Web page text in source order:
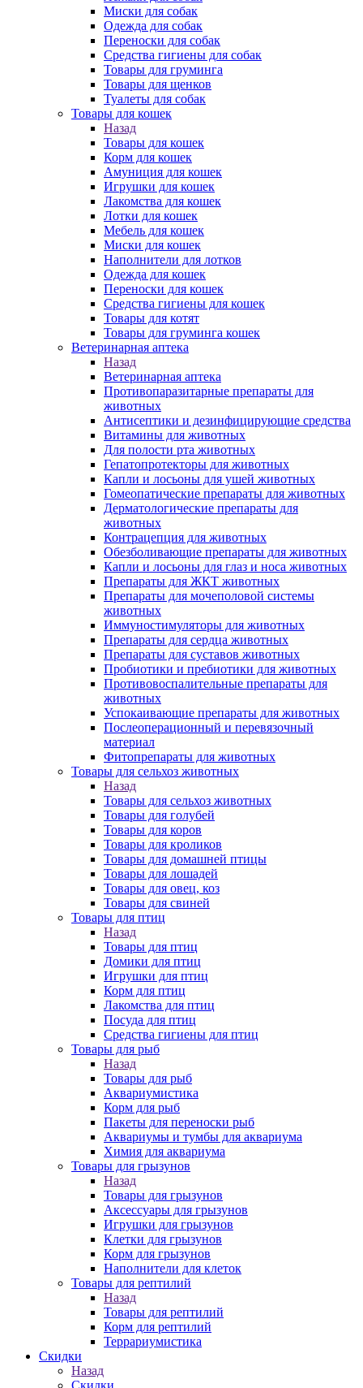
Миски для собак
Одежда для собак
Переноски для собак
Средства гигиены для собак
Товары для груминга
Товары для щенков
Туалеты для собак
Товары для кошек
Назад
Товары для кошек
Корм для кошек
Амуниция для кошек
Игрушки для кошек
Лакомства для кошек
Лотки для кошек
Мебель для кошек
Миски для кошек
Наполнители для лотков
Одежда для кошек
Переноски для кошек
Средства гигиены для кошек
Товары для котят
Товары для груминга кошек
Ветеринарная аптека
Назад
Ветеринарная аптека
Противопаразитарные препараты для
животных
Антисептики и дезинфицирующие средства
Витамины для животных
Для полости рта животных
Гепатопротекторы для животных
Капли и лосьоны для ушей животных
Гомеопатические препараты для животных
Дерматологические препараты для
животных
Контрацепция для животных
Обезболивающие препараты для животных
Капли и лосьоны для глаз и носа животных
Препараты для ЖКТ животных
Препараты для мочеполовой системы
животных
Иммуностимуляторы для животных
Препараты для сердца животных
Препараты для суставов животных
Пробиотики и пребиотики для животных
Противовоспалительные препараты для
животных
Успокаивающие препараты для животных
Послеоперационный и перевязочный
материал
Фитопрепараты для животных
Товары для сельхоз животных
Назад
Товары для сельхоз животных
Товары для голубей
Товары для коров
Товары для кроликов
Товары для домашней птицы
Товары для лошадей
Товары для овец, коз
Товары для свиней
Товары для птиц
Назад
Товары для птиц
Домики для птиц
Игрушки для птиц
Корм для птиц
Лакомства для птиц
Посуда для птиц
Средства гигиены для птиц
Товары для рыб
Назад
Товары для рыб
Аквариумистика
Корм для рыб
Пакеты для переноски рыб
Аквариумы и тумбы для аквариума
Химия для аквариума
Товары для грызунов
Назад
Товары для грызунов
Аксессуары для грызунов
Игрушки для грызунов
Клетки для грызунов
Корм для грызунов
Наполнители для клеток
Товары для рептилий
Назад
Товары для рептилий
Корм для рептилий
Террариумистика
Скидки
Назад
Скидки